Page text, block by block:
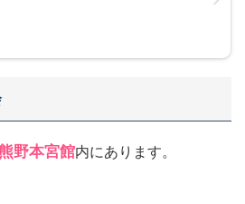
野本宮館内にあります。